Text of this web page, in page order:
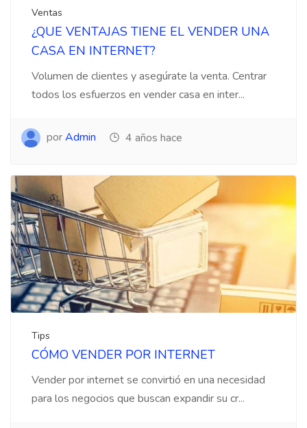
Ventas
¿QUE VENTAJAS TIENE EL VENDER UNA
CASA EN INTERNET?
Volumen de clientes y asegúrate la venta. Centrar
todos los esfuerzos en vender casa en inter...
porAdmin 4 años hace
Tips
CÓMO VENDER POR INTERNET
Vender por internet se convirtió en una necesidad
para los negocios que buscan expandir su cr...